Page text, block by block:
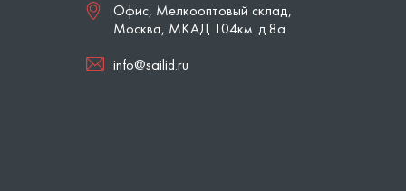
Офис, Мелкооптовый склад,
Москва, МКАД 104км. д.8а
info@sailid.ru